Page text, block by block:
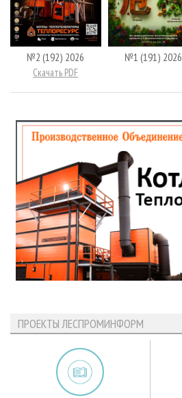
№2 (192) 2026
Скачать PDF
№1 (191) 2026
ПРОЕКТЫ ЛЕСПРОМИНФОРМ